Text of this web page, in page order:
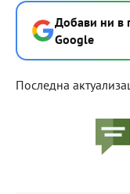
Добави ни в
Google
Последна